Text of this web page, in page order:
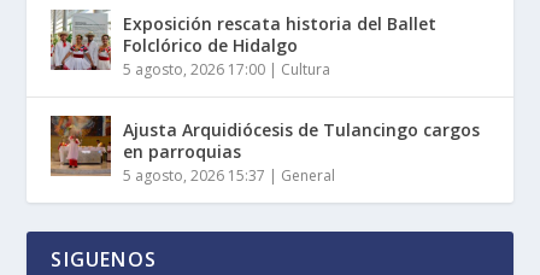
Exposición rescata historia del Ballet
Folclórico de Hidalgo
5 agosto, 2026 17:00 | Cultura
Ajusta Arquidiócesis de Tulancingo cargos
en parroquias
5 agosto, 2026 15:37 | General
SIGUENOS